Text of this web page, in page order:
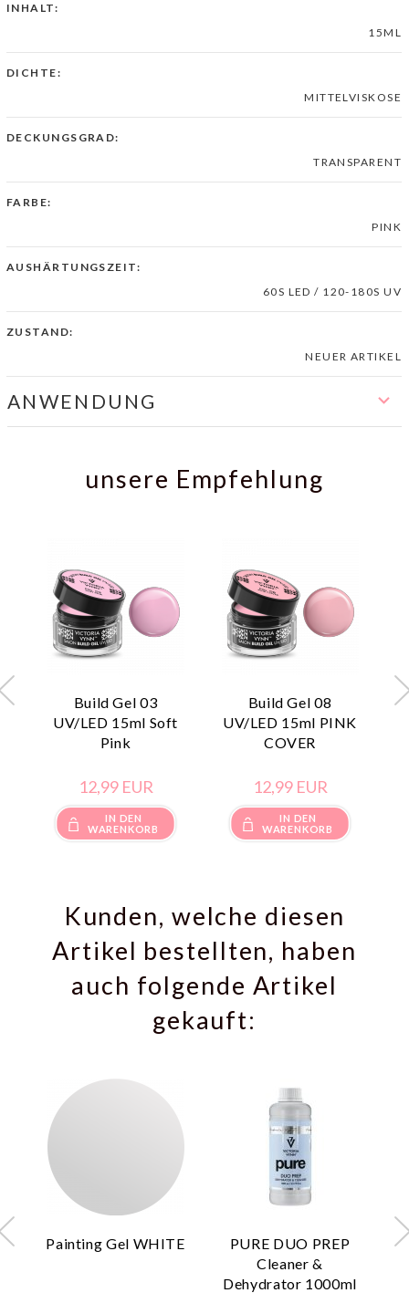
INHALT:
15ML
DICHTE:
MITTELVISKOSE
DECKUNGSGRAD:
TRANSPARENT
FARBE:
PINK
AUSHÄRTUNGSZEIT:
60S LED / 120-180S UV
ZUSTAND:
NEUER ARTIKEL
ANWENDUNG
unsere Empfehlung
Build Gel 03
UV/LED 15ml Soft
Pink
12,99 EUR
IN DEN
WARENKORB
Build Gel 08
UV/LED 15ml PINK
COVER
12,99 EUR
IN DEN
WARENKORB
Kunden, welche diesen
Artikel bestellten, haben
auch folgende Artikel
gekauft:
Painting Gel WHITE
PURE DUO PREP
Cleaner &
Dehydrator 1000ml